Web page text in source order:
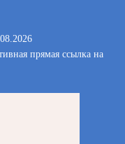
прямая ссылка на